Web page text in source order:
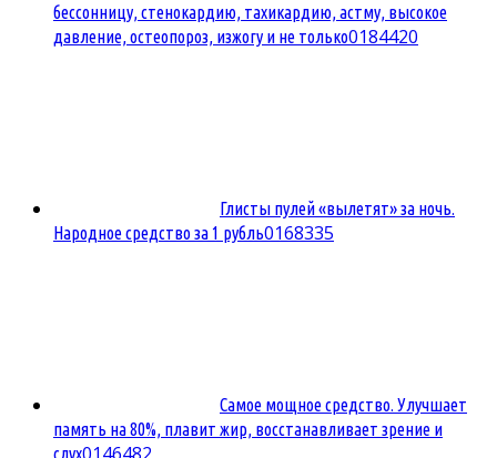
бессонницу, стенокардию, тахикардию, астму, высокое
давление, остеопороз, изжогу и не только0184420
Глисты пулей «вылетят» за ночь.
Народное средство за 1 рубль0168335
Самое мощное средство. Улучшает
память на 80%, плавит жир, восстанавливает зрение и
слух